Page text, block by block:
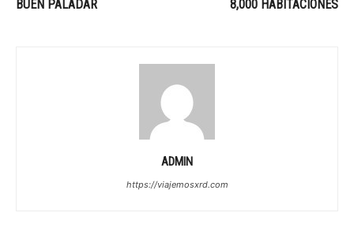
BUEN PALADAR
8,000 HABITACIONES
ADMIN
https://viajemosxrd.com